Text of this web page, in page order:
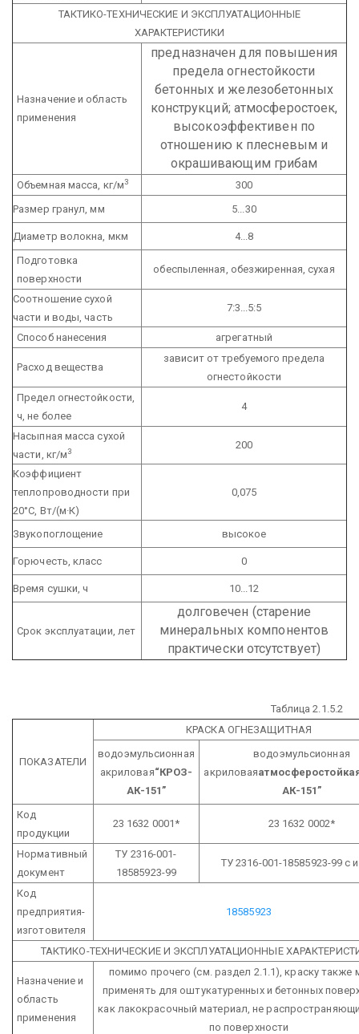
ТАКТИКО-ТЕХНИЧЕСКИЕ И ЭКСПЛУАТАЦИОННЫЕ
ХАРАКТЕРИСТИКИ
Назначение и область
применения
предназначен для повышения
предела огнестойкости
бетонных и железобетонных
конструкций; атмосферостоек,
высокоэффективен по
отношению к плесневым и
окрашивающим грибам
Объемная масса, кг/м3
300
Размер гранул, мм
5...30
Диаметр волокна, мкм
4...8
Подготовка
поверхности
обеспыленная, обезжиренная, сухая
Соотношение сухой
части и воды, часть
7:3...5:5
Способ нанесения агрегатный
Расход вещества
зависит от требуемого предела
огнестойкости
Предел огнестойкости,
ч, не более
4
Насыпная масса сухой
части, кг/м3
200
Коэффициент
теплопроводности при
20°С, Вт/(м·К)
0,075
Звукопоглощение высокое
Горючесть, класс 0
Время сушки, ч 10...12
Срок эксплуатации, лет
долговечен (старение
минеральных компонентов
практически отсутствует)
Таблица 2.1.5.2
ПОКАЗАТЕЛИ
КРАСКА ОГНЕЗАЩИТНАЯ
водоэмульсионная
акриловая“КРОЗ-
АК-151”
водоэмульсионная
акриловая
АК-151”
Код
продукции
23 1632 0001* 23 1632 0002*
Нормативный
документ
ТУ 2316-001-
18585923-99
ТУ 2316-001-18585923-99 с
Код
предприятия-
изготовителя
18585923
ТАКТИКО-ТЕХНИЧЕСКИЕ И ЭКСПЛУАТАЦИОННЫЕ
Назначение и
область
применения
помимо прочего (см. раздел 2.1.1), краску также
применять для оштукатуренных и бетонных
как лакокрасочный материал, не
по поверхности